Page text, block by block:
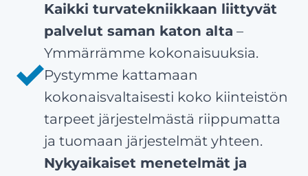
Kaikki turvatekniikkaan liittyvät
palvelut saman katon alta –
Ymmärrämme kokonaisuuksia.
Pystymme kattamaan
kokonaisvaltaisesti koko kiinteistön
tarpeet järjestelmästä riippumatta
ja tuomaan järjestelmät yhteen.
Nykyaikaiset menetelmät ja